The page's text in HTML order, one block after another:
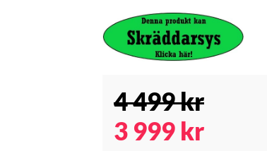
4 499kr
3 999 kr